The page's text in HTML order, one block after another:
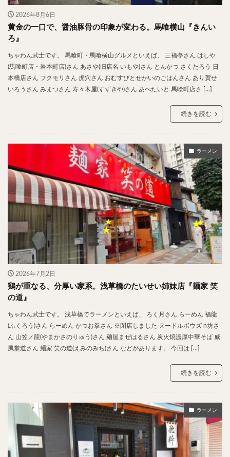
2026年8月6日
黄金の一口で、醤油豚骨の印象が変わる。馬喰横山『きんい
ろ』
ちゃわん武士です。 馬喰町・馬喰横山グルメといえば、 三福亭さん はしや
(馬喰町店・岩本町店)さん あさや(旧店名 いもや)さん とんかつ さくたろう 日
本橋店さん フクモリさん 虎穴さん おむすびとせかいのごはんさん あり賀せ
いろうさん みまつさん 寿々木屋(すずきや)さん あぺたいと 馬喰町店さ […]
続きを読む
ラーメン
2026年7月2日
鶏が重なる、分厚い家系。浅草橋のたいせい姉妹店『麺家 笑
の道』
ちゃわん武士です。 浅草橋でラーメンといえば、 ろく月さん らーめん 福龍
(ふくろう)さん らーめん かつお拳さん ※閉店しました ヌードルボウズ n坊さ
ん 山笠ノ龍(やまかさのりゅう)さん 麺屋まぜはるさん 炭火焼濃厚中華そば 威
風堂道さん 麺家 笑の道(えみのみち)さん などがあります。 今回は […]
続きを読む
ラーメン
恵比寿 赤坂 丼もの 抹茶 牛丼
ロールキャベツ フレンチトースト おにぎり
チョコレート 串かつ 水炊き ビビンバ
クロワッサン スイーツ 鴨肉 テイクアウト
鯖の味噌煮 おでん もつ鍋 ちゃんこ鍋
カレーライス キーマカレー
グリーンカレー ドライカレー カツカレー
スープカレー マッサマンカレー ステーキカレー
ナン ハヤシライス 天ぷら 串揚げ
ラーメン 中華そば 醤油ラーメン 支那そば
塩ラーメン 味噌ラーメン とんこつラーメン
魚介とんこつ 熊本ラーメン 家系ラーメン
担々麺 生姜ラーメン カレー担々麺
辛いラーメン 台湾ラーメン タンメン
ワンタンメン 酸辣湯麺 麻婆麺 牛骨ラーメン
喜多方ラーメン 京都ラーメン 山形ラーメン
油そば
まぜそば うどん カレーうどん かすうどん
讃岐うどん 稲庭うどん 久留米うどん
やわうどん 肉吸い 蕎麦 信州そば
つけ蕎麦 立ち食い蕎麦 サラダ パスタ
ナポリタン 焼きそば 皿うどん